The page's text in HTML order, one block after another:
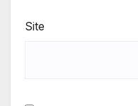
Site